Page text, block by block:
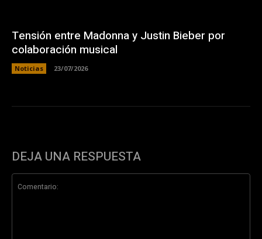
Tensión entre Madonna y Justin Bieber por
colaboración musical
Noticias 23/07/2026
DEJA UNA RESPUESTA